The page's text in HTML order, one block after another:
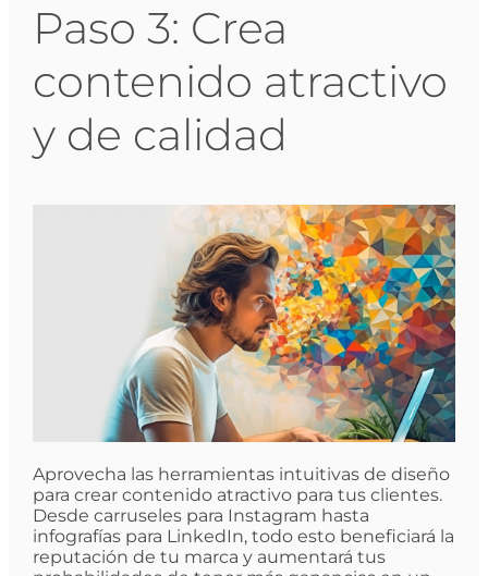
Paso 3: Crea
contenido atractivo
y de calidad
Aprovecha las herramientas intuitivas de diseño
para crear contenido atractivo para tus clientes.
Desde carruseles para Instagram hasta
infografías para LinkedIn, todo esto beneficiará la
reputación de tu marca y aumentará tus